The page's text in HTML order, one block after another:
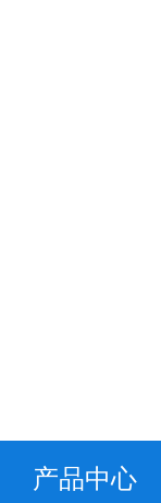
产品中心